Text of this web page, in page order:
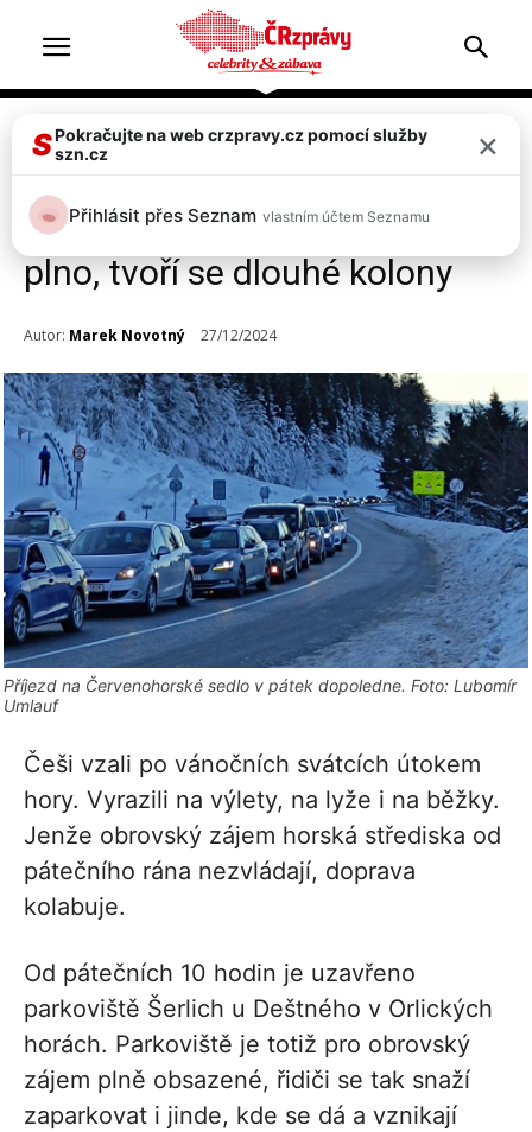
Doprava & nehody Top 2
Kolaps na horách: Šerlich a
Červenohorské sedlo hlásí
plno, tvoří se dlouhé kolony
Autor: Marek Novotný 27/12/2024
Příjezd na Červenohorské sedlo v pátek dopoledne. Foto: Lubomír
Umlauf
Češi vzali po vánočních svátcích útokem
hory. Vyrazili na výlety, na lyže i na běžky.
Jenže obrovský zájem horská střediska od
pátečního rána nezvládají, doprava
kolabuje.
Od pátečních 10 hodin je uzavřeno
parkoviště Šerlich u Deštného v Orlických
horách. Parkoviště je totiž pro obrovský
zájem plně obsazené, řidiči se tak snaží
zaparkovat i jinde, kde se dá a vznikají
SPokračujte na web crzpravy.cz pomocí služby
szn.cz
×
Přihlásit přes Seznam vlastním účtem Seznamu